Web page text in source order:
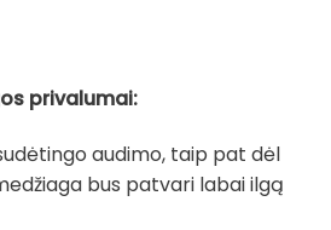
privalumai:
audimo, taip pat dėl
bus patvari labai ilgą